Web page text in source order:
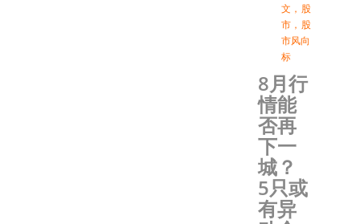
文 ， 股
市 ， 股
市风向
标
8月行
情能
否再
下一
城？
5只或
有异